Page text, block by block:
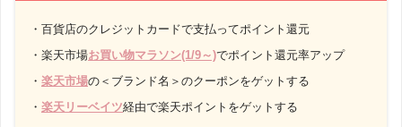
・百貨店のクレジットカードで支払ってポイント還元
・楽天市場お買い物マラソン(1/9～)でポイント還元率アップ
・ 楽天市場の＜ブランド名＞のクーポンをゲットする
・ 楽天リーベイツ経由で楽天ポイントをゲットする